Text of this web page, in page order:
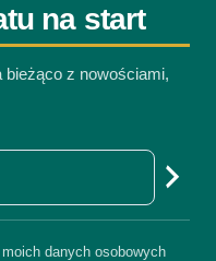
na start
bieżąco z nowościami,
danych osobowych